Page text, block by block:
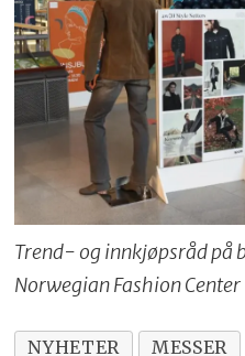
Trend- og innkjøpsråd på
Norwegian Fashion Center
NYHETER MESSER